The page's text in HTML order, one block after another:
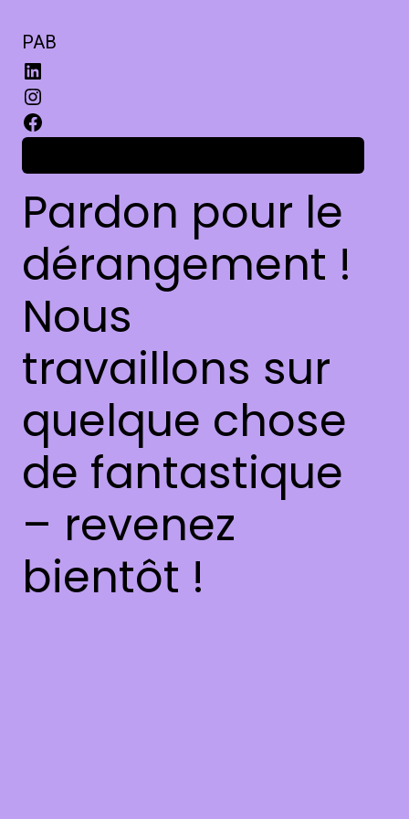
PAB
Pardon pour le
dérangement !
Nous
travaillons sur
quelque chose
de fantastique
– revenez
bientôt !